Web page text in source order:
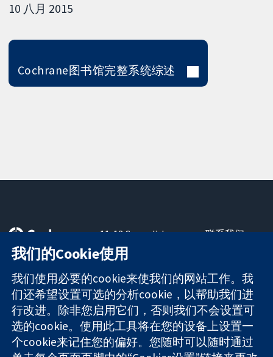
10 八月 2015
Cochrane图书馆完整系统综述
可信任的证据
知情决定
更完善的医疗健
康
11-13 Cavendish
Square
London
W1G 0AN
United Kingdom
联系我们
关于我们
工作机会
Cochrane
Library
我们的Cookie使用
我们使用必要的cookie来使我们的网站工作。我
们还希望设置可选的分析cookie，以帮助我们进
行改进。除非您启用它们，否则我们不会设置可
选的cookie。使用此工具将在您的设备上设置一
个cookie来记住您的偏好。您随时可以随时通过